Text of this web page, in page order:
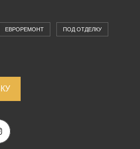
ЕВРОРЕМОНТ ПОД ОТДЕЛКУ